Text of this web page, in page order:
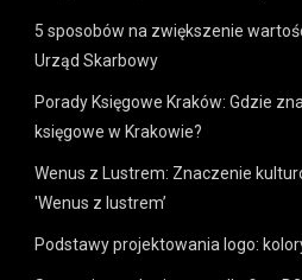
5 sposobów na zwiększenie
Urząd Skarbowy
Porady Księgowe Kraków: Gdzie
księgowe w Krakowie?
Wenus z Lustrem: Znaczenie
'Wenus z lustrem’
Podstawy projektowania logo: